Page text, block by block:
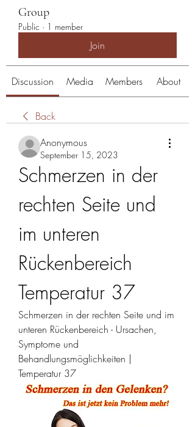
Group
Public · 1 member
Join
Discussion Media Members About
Back
Anonymous
September 15, 2023
Schmerzen in der
rechten Seite und
im unteren
Rückenbereich
Temperatur 37
Schmerzen in der rechten Seite und im
unteren Rückenbereich - Ursachen,
Symptome und
Behandlungsmöglichkeiten |
Temperatur 37